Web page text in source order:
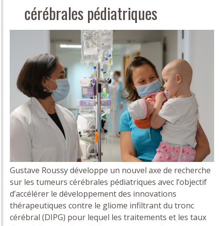
cérébrales pédiatriques
Gustave Roussy développe un nouvel axe de recherche
sur les tumeurs cérébrales pédiatriques avec l’objectif
d’accélérer le développement des innovations
thérapeutiques contre le gliome infiltrant du tronc
cérébral (DIPG) pour lequel les traitements et les taux